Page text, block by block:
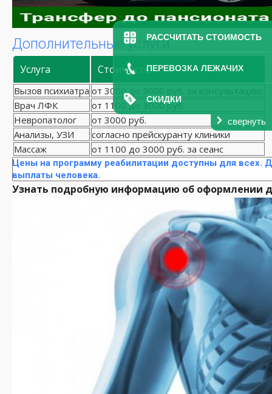
РАССЧИТАТЬ СТОИМОСТЬ
ПЕРЕВОЗКА ЛЕЖАЧИХ
СКИДКИ
свернуть
Дополнительные услуги
Услуга Стоимость
Вызов психиатра от 3000 до 5000 руб. за консультацию.
Врач ЛФК
от 1100 до 3000 руб.
Невропатолог
от 3000 руб.
Анализы, УЗИ
согласно прейскуранту клиники
Массаж
от 1100 до 3000 руб. за сеанс
Цены на программу реабилитации доступны для всех.
выплаты человека.
Узнать подробную информацию об оформлении